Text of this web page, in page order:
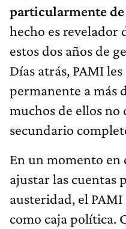
particularmente de
hecho es revelador
estos dos años de
Días atrás, PAMI
permanente a más
muchos de ellos no
secundario
En un momento en
ajustar las cuentas
austeridad, el
como caja política.